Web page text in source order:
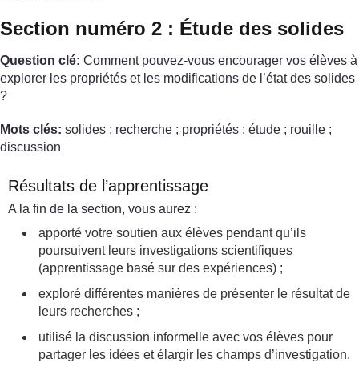
Section numéro 2 : Étude des solides
Question clé: Comment pouvez-vous encourager vos élèves à
explorer les propriétés et les modifications de l’état des solides
?
Mots clés: solides ; recherche ; propriétés ; étude ; rouille ;
discussion
Résultats de l’apprentissage
A la fin de la section, vous aurez :
apporté votre soutien aux élèves pendant qu’ils
poursuivent leurs investigations scientifiques
(apprentissage basé sur des expériences) ;
exploré différentes manières de présenter le résultat de
leurs recherches ;
utilisé la discussion informelle avec vos élèves pour
partager les idées et élargir les champs d’investigation.